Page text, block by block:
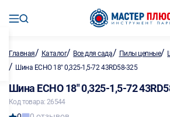
Главная/ Каталог/ Все для сада/ Пилы цепные/
/ Шина ECHO 18" 0,325-1,5-72 43RD58-325
Шина ECHO 18" 0,325-1,5-72
Код товара: 26544